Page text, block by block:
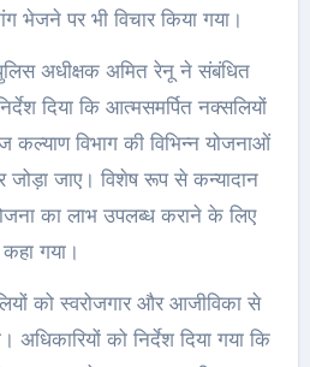
भेजने पर भी विचार किया गया।
अधीक्षक अमित रेनू ने संबंधित
दिया कि आत्मसमर्पित नक्सलियों
कल्याण विभाग की विभिन्न योजनाओं
जाए। विशेष रूप से कन्यादान
का लाभ उपलब्ध कराने के लिए
गया।
को स्वरोजगार और आजीविका से
अधिकारियों को निर्देश दिया गया कि